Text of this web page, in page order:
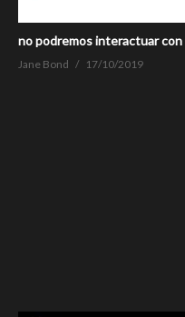
no podremos interactuar
Jane Bond 17/10/2019